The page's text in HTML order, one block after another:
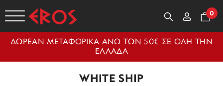
0
ΔΩΡΕΑΝ ΜΕΤΑΦΟΡΙΚΑ ΑΝΩ ΤΩΝ 50€ ΣΕ ΟΛΗ ΤΗΝ
ΕΛΛΑΔΑ
WHITE SHIP